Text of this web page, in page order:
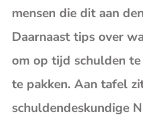
mensen die dit aan
Daarnaast tips over
om op tijd schulden
te pakken. Aan tafel
schuldendeskundige